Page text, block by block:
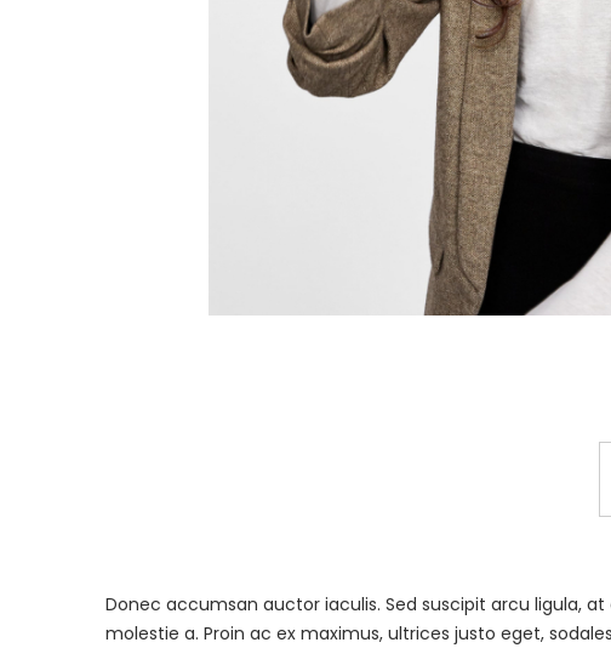
Donec accumsan auctor iaculis. Sed suscipit arcu ligula,
molestie a. Proin ac ex maximus, ultrices justo eget,